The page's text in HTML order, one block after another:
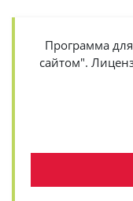
Программа
сайтом".